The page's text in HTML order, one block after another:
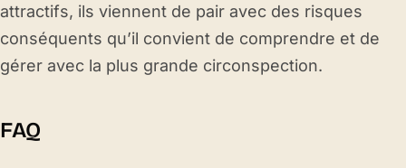
attractifs, ils viennent de pair avec des risques
conséquents qu’il convient de comprendre et de
gérer avec la plus grande circonspection.
FAQ